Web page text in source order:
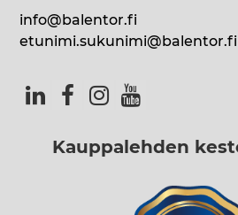
info@balentor.fi
etunimi.sukunimi@balentor.fi
Kauppalehden